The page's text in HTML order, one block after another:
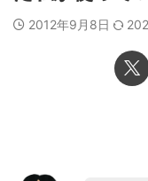
2012年9月8日